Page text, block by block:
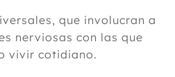
que involucran a
nerviosas con las que
vivir cotidiano.